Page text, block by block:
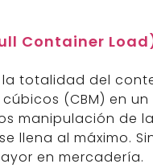
Container
la totalidad del
(CBM) en
manipulación de
llena al máximo.
en mercadería.